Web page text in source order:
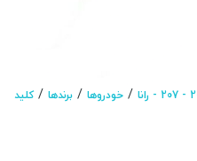
/ خودروها / برندها /کلید